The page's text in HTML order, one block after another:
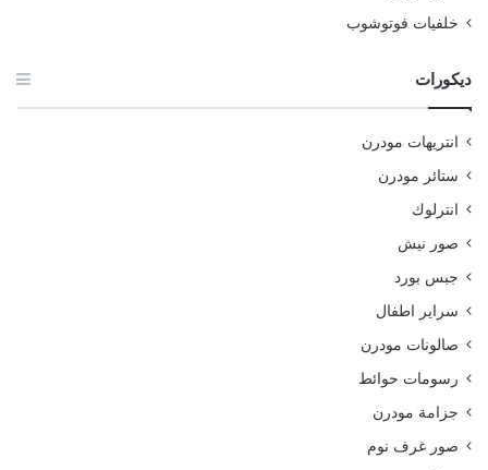
خلفيات فوتوشوب
ديكورات
انتريهات مودرن
ستائر مودرن
انترلوك
صور نيش
جبس بورد
سراير اطفال
صالونات مودرن
رسومات حوائط
جزامة مودرن
صور غرف نوم